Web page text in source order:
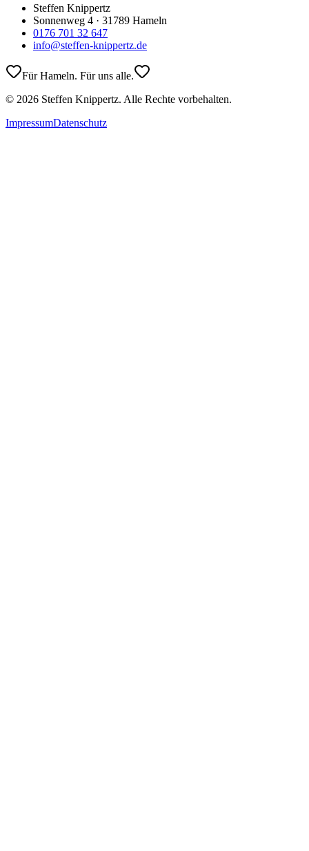
Steffen Knippertz
Sonnenweg 4 · 31789 Hameln
0176 701 32 647
info@steffen-knippertz.de
Für Hameln. Für uns alle.
© 2026 Steffen Knippertz. Alle Rechte vorbehalten.
ImpressumDatenschutz